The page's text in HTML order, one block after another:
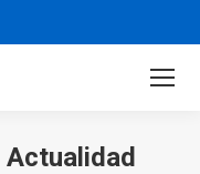
Actualidad